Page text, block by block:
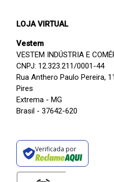
LOJA VIRTUAL
Vestem
VESTEM INDÚSTRIA E
CNPJ: 12.323.211/0001-44
Rua Anthero Paulo Pereira,
Pires
Extrema - MG
Brasil - 37642-620
Verificada por